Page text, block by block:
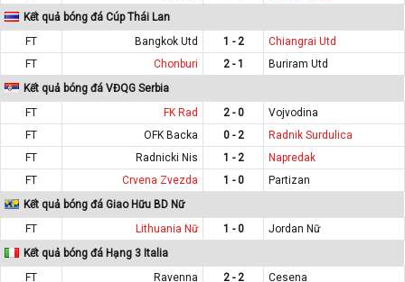
Kết quả bóng đá Cúp Thái Lan
FT
Bangkok Utd 1 - 2
Chiangrai Utd
FT
Chonburi 2 - 1
Buriram Utd
Kết quả bóng đá VĐQG Serbia
FT
FK Rad 2 - 0
Vojvodina
FT
OFK Backa 0 - 2
Radnik Surdulica
FT
Radnicki Nis 1 - 2
Napredak
FT
Crvena Zvezda 1 - 0
Partizan
Kết quả bóng đá Giao Hữu BD Nữ
FT
Lithuania Nữ 1 - 0
Jordan Nữ
Kết quả bóng đá Hạng 3 Italia
FT
Ravenna 2 - 2
Cesena